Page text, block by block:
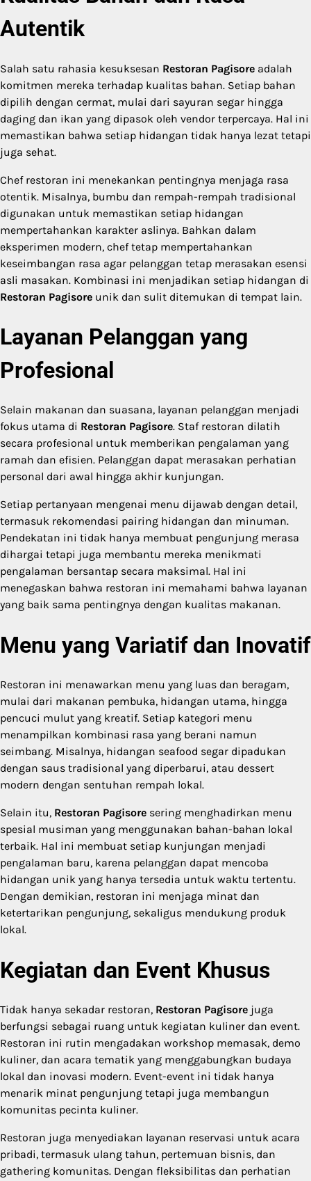
Autentik
Salah satu rahasia kesuksesan Restoran Pagisore adalah
komitmen mereka terhadap kualitas bahan. Setiap bahan
dipilih dengan cermat, mulai dari sayuran segar hingga
daging dan ikan yang dipasok oleh vendor terpercaya. Hal ini
memastikan bahwa setiap hidangan tidak hanya lezat tetapi
juga sehat.
Chef restoran ini menekankan pentingnya menjaga rasa
otentik. Misalnya, bumbu dan rempah-rempah tradisional
digunakan untuk memastikan setiap hidangan
mempertahankan karakter aslinya. Bahkan dalam
eksperimen modern, chef tetap mempertahankan
keseimbangan rasa agar pelanggan tetap merasakan esensi
asli masakan. Kombinasi ini menjadikan setiap hidangan di
Restoran Pagisore unik dan sulit ditemukan di tempat lain.
Layanan Pelanggan yang
Profesional
Selain makanan dan suasana, layanan pelanggan menjadi
fokus utama di Restoran Pagisore. Staf restoran dilatih
secara profesional untuk memberikan pengalaman yang
ramah dan efisien. Pelanggan dapat merasakan perhatian
personal dari awal hingga akhir kunjungan.
Setiap pertanyaan mengenai menu dijawab dengan detail,
termasuk rekomendasi pairing hidangan dan minuman.
Pendekatan ini tidak hanya membuat pengunjung merasa
dihargai tetapi juga membantu mereka menikmati
pengalaman bersantap secara maksimal. Hal ini
menegaskan bahwa restoran ini memahami bahwa layanan
yang baik sama pentingnya dengan kualitas makanan.
Menu yang Variatif dan Inovatif
Restoran ini menawarkan menu yang luas dan beragam,
mulai dari makanan pembuka, hidangan utama, hingga
pencuci mulut yang kreatif. Setiap kategori menu
menampilkan kombinasi rasa yang berani namun
seimbang. Misalnya, hidangan seafood segar dipadukan
dengan saus tradisional yang diperbarui, atau dessert
modern dengan sentuhan rempah lokal.
Selain itu, Restoran Pagisore sering menghadirkan menu
spesial musiman yang menggunakan bahan-bahan lokal
terbaik. Hal ini membuat setiap kunjungan menjadi
pengalaman baru, karena pelanggan dapat mencoba
hidangan unik yang hanya tersedia untuk waktu tertentu.
Dengan demikian, restoran ini menjaga minat dan
ketertarikan pengunjung, sekaligus mendukung produk
lokal.
Kegiatan dan Event Khusus
Tidak hanya sekadar restoran, Restoran Pagisore juga
berfungsi sebagai ruang untuk kegiatan kuliner dan event.
Restoran ini rutin mengadakan workshop memasak, demo
kuliner, dan acara tematik yang menggabungkan budaya
lokal dan inovasi modern. Event-event ini tidak hanya
menarik minat pengunjung tetapi juga membangun
komunitas pecinta kuliner.
Restoran juga menyediakan layanan reservasi untuk acara
pribadi, termasuk ulang tahun, pertemuan bisnis, dan
gathering komunitas. Dengan fleksibilitas dan perhatian